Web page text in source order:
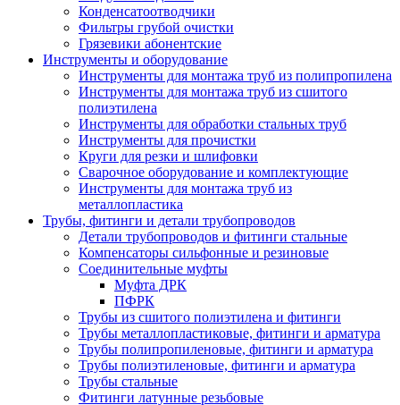
Конденсатоотводчики
Фильтры грубой очистки
Грязевики абонентские
Инструменты и оборудование
Инструменты для монтажа труб из полипропилена
Инструменты для монтажа труб из сшитого
полиэтилена
Инструменты для обработки стальных труб
Инструменты для прочистки
Круги для резки и шлифовки
Сварочное оборудование и комплектующие
Инструменты для монтажа труб из
металлопластика
Трубы, фитинги и детали трубопроводов
Детали трубопроводов и фитинги стальные
Компенсаторы сильфонные и резиновые
Соединительные муфты
Муфта ДРК
ПФРК
Трубы из сшитого полиэтилена и фитинги
Трубы металлопластиковые, фитинги и арматура
Трубы полипропиленовые, фитинги и арматура
Трубы полиэтиленовые, фитинги и арматура
Трубы стальные
Фитинги латунные резьбовые